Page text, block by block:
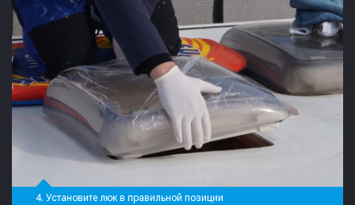
4. Установите люк в правильной позиции